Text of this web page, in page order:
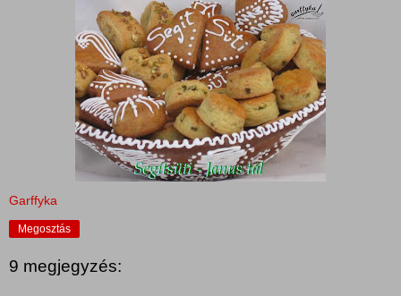
Garffyka
Megosztás
9 megjegyzés: